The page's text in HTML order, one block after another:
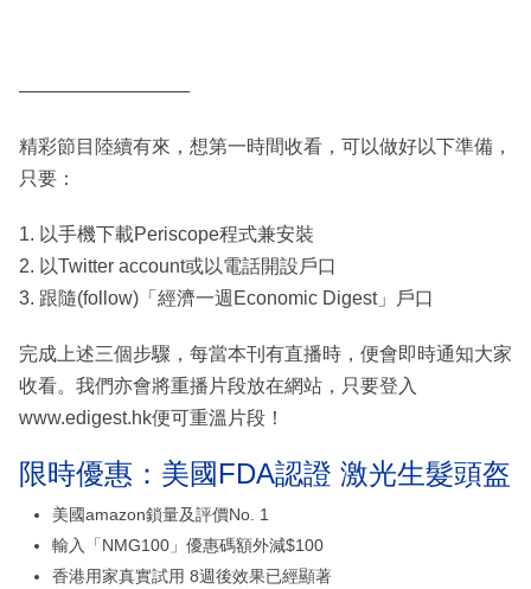
—————————
精彩節目陸續有來，想第一時間收看，可以做好以下準備，
只要：
1. 以手機下載Periscope程式兼安裝
2. 以Twitter account或以電話開設戶口
3. 跟隨(follow)「經濟一週Economic Digest」戶口
完成上述三個步驟，每當本刊有直播時，便會即時通知大家
收看。我們亦會將重播片段放在網站，只要登入
www.edigest.hk便可重溫片段！
限時優惠：美國FDA認證 激光生髮頭盔
美國amazon鎖量及評價No. 1
輸入「NMG100」優惠碼額外減$100
香港用家真實試用 8週後效果已經顯著